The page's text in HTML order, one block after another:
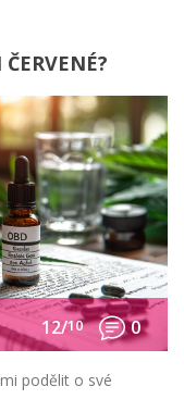
12/10 0
podělit o své